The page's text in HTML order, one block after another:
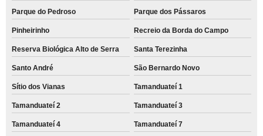
Parque do Pedroso Parque dos Pássaros
Pinheirinho Recreio da Borda do Campo
Reserva Biológica Alto de Serra Santa Terezinha
Santo André São Bernardo Novo
Sítio dos Vianas Tamanduateí 1
Tamanduateí 2 Tamanduateí 3
Tamanduateí 4 Tamanduateí 7